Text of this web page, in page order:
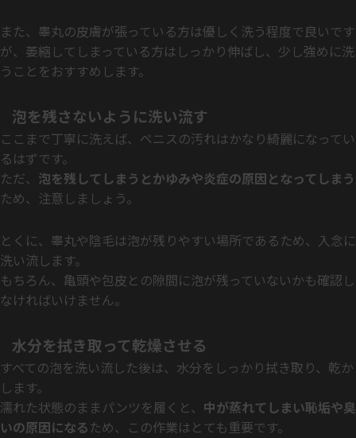
また、睾丸の皮膚が張っている方は優しく洗う程度で良いです
が、萎縮してしまっている方はしっかり伸ばし、少し強めに洗
うことをおすすめします。
泡を残さないように洗い流す
ここまで丁寧に洗えば、ペニスの汚れはかなり綺麗になってい
るはずです。
ただ、 泡を残してしまうとかゆみや炎症の原因となってしまう
ため、注意しましょう。
とくに、睾丸や陰毛は泡が残りやすい場所であるため、入念に
洗い流します。
もちろん、亀頭や包皮との隙間に泡が残っていないかも確認し
なければいけません。
水分を拭き取って乾燥させる
すべての泡を洗い流した後は、水分をしっかり拭き取り、乾か
します。
濡れた状態のままパンツを履くと、 中が蒸れてしまい恥垢や臭
いの原因になるため、この作業はとても重要です。